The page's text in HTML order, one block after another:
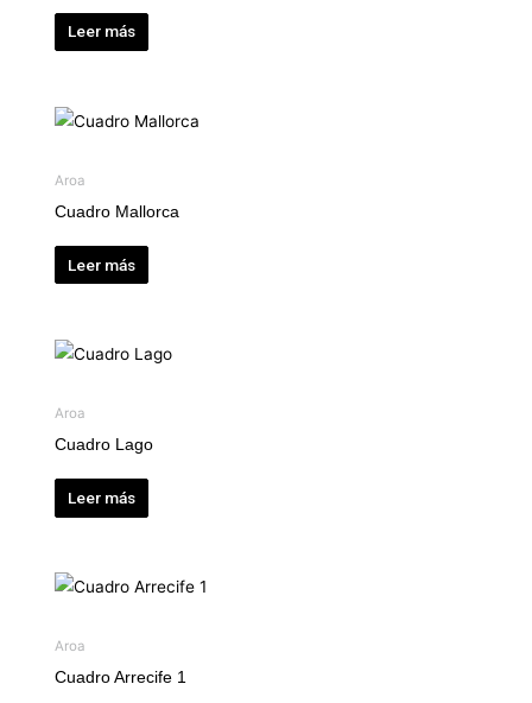
Leer más
Aroa
Cuadro Mallorca
Leer más
Aroa
Cuadro Lago
Leer más
Aroa
Cuadro Arrecife 1